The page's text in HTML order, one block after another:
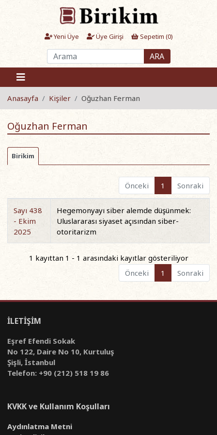
Yeni Üye Üye Girişi Sepetim (0)
ARA
Anasayfa Kişiler Oğuzhan Ferman
Oğuzhan Ferman
Birikim
Önceki 1 Sonraki
Sayı 438
- Ekim
2025
Hegemonyayı siber alemde düşünmek:
Uluslararası siyaset açısından siber-
otoritarizm
1 kayıttan 1 - 1 arasındaki kayıtlar gösteriliyor
Önceki
1 Sonraki
İLETİŞİM
Eşref Efendi Sokak
No 122, Daire No 10, Kurtuluş
Şişli, İstanbul
Telefon: +90 (212) 518 19 86
KVKK ve Kullanım Koşulları
Aydınlatma Metni